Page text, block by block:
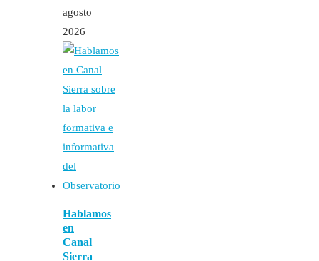
agosto
2026
Hablamos
en
Canal
Sierra